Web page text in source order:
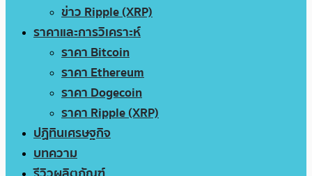
ข่าว Ripple (XRP)
ราคาและการวิเคราะห์
ราคา Bitcoin
ราคา Ethereum
ราคา Dogecoin
ราคา Ripple (XRP)
ปฏิทินเศรษฐกิจ
บทความ